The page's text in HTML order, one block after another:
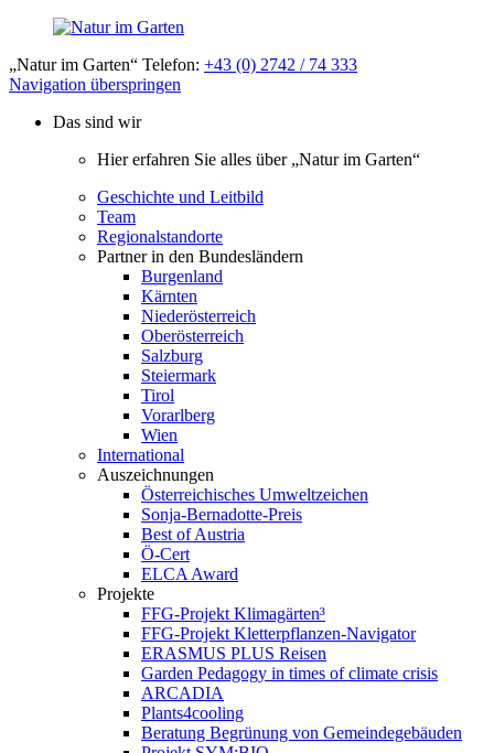
„Natur im Garten“ Telefon: +43 (0) 2742 / 74 333
Navigation überspringen
Das sind wir
Hier erfahren Sie alles über „Natur im Garten“
Geschichte und Leitbild
Team
Regionalstandorte
Partner in den Bundesländern
Burgenland
Kärnten
Niederösterreich
Oberösterreich
Salzburg
Steiermark
Tirol
Vorarlberg
Wien
International
Auszeichnungen
Österreichisches Umweltzeichen
Sonja-Bernadotte-Preis
Best of Austria
Ö-Cert
ELCA Award
Projekte
FFG-Projekt Klimagärten³
FFG-Projekt Kletterpflanzen-Navigator
ERASMUS PLUS Reisen
Garden Pedagogy in times of climate crisis
ARCADIA
Plants4cooling
Beratung Begrünung von Gemeindegebäuden